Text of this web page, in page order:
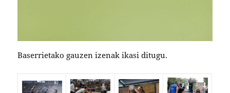
Baserrietako gauzen izenak ikasi ditugu.